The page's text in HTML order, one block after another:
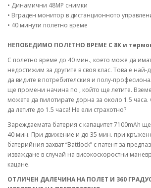
• Динамични 48MP снимки
• Вграден монитор в дистанционното
• 40 минути полетно време
НЕПОБЕДИМО ПОЛЕТНО ВРЕМЕ С 8К и
С полетно време до 40 мин., което може да
недостижим за другите в своя клас. Това е
да видите в потребителския и полу-
ще промени начина по , който ще летите.
можете да пилотирате дорна за около 1.5
да летите до 1.5 часа! Не ели страхотно?
Зареждаемата батерия с капацитет 7100mAh
40 мин. При движение и до 35 мин. при
батерийния захват “Battlock” с патент за
изваждане в случай на високоскоростни
кацане.
ОТЛИЧЕН ДАЛЕЧИНА НА ПОЛЕТ И 360